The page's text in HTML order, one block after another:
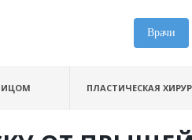
Врачи
ПЛАСТИЧЕСКАЯ